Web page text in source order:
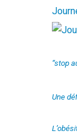
“stop
Une